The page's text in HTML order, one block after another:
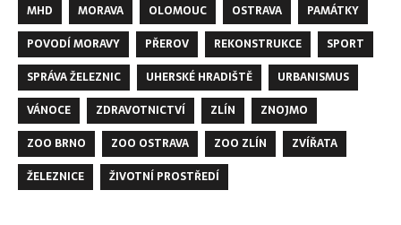
MHD
MORAVA OLOMOUC OSTRAVA
PAMÁTKY
POVODÍ MORAVY
PŘEROV REKONSTRUKCE
SPORT
SPRÁVA ŽELEZNIC
UHERSKÉ HRADIŠTĚ
URBANISMUS
VÁNOCE
ZDRAVOTNICTVÍ ZLÍN
ZNOJMO
ZOO BRNO
ZOO OSTRAVA ZOO ZLÍN
ZVÍŘATA
ŽELEZNICE
ŽIVOTNÍ PROSTŘEDÍ